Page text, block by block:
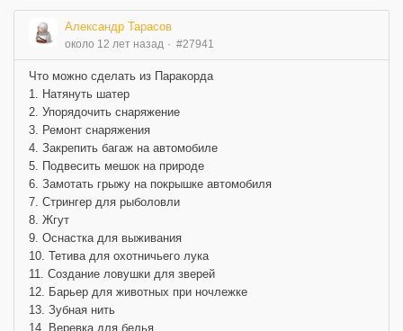
Александр Тарасов
около 12 лет назад #27941
Что можно сделать из Паракорда
1. Натянуть шатер
2. Упорядочить снаряжение
3. Ремонт снаряжения
4. Закрепить багаж на автомобиле
5. Подвесить мешок на природе
6. Замотать грыжу на покрышке автомобиля
7. Стрингер для рыболовли
8. Жгут
9. Оснастка для выживания
10. Тетива для охотничьего лука
11. Создание ловушки для зверей
12. Барьер для животных при ночлежке
13. Зубная нить
14. Веревка для белья